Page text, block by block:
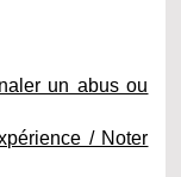
un abus ou
/ Noter